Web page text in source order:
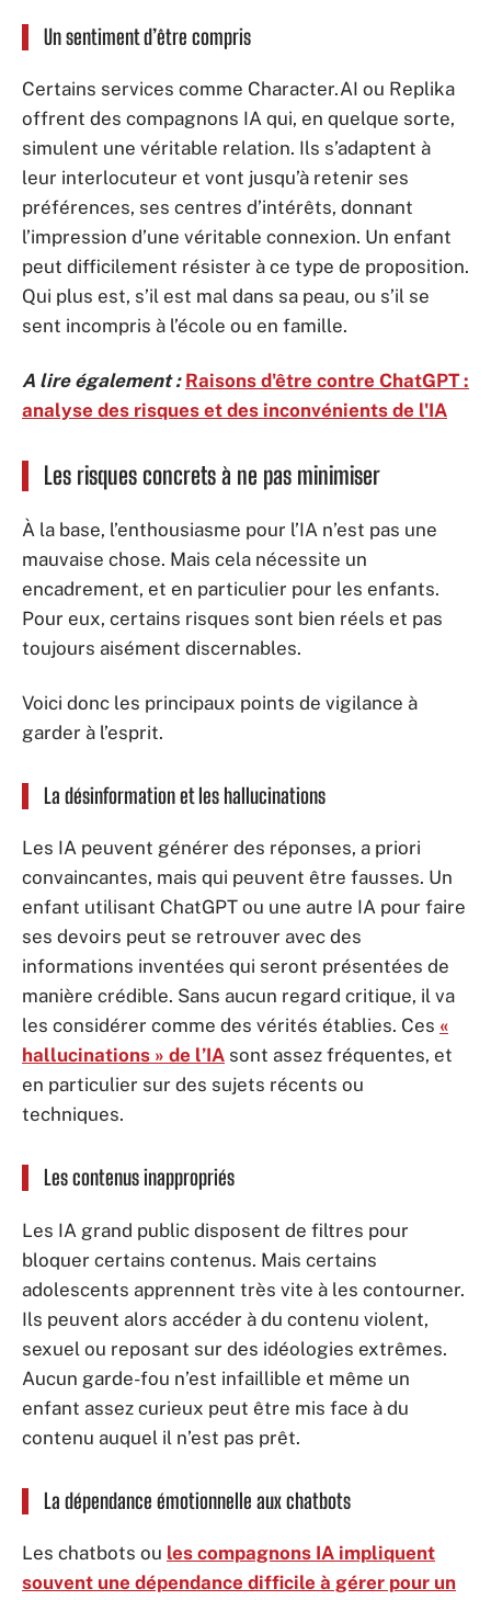
Un sentiment d’être compris
Certains services comme Character.AI ou Replika
offrent des compagnons IA qui, en quelque sorte,
simulent une véritable relation. Ils s’adaptent à
leur interlocuteur et vont jusqu’à retenir ses
préférences, ses centres d’intérêts, donnant
l’impression d’une véritable connexion. Un enfant
peut difficilement résister à ce type de proposition.
Qui plus est, s’il est mal dans sa peau, ou s’il se
sent incompris à l’école ou en famille.
A lire également : Raisons d'être contre ChatGPT :
analyse des risques et des inconvénients de l'IA
Les risques concrets à ne pas minimiser
À la base, l’enthousiasme pour l’IA n’est pas une
mauvaise chose. Mais cela nécessite un
encadrement, et en particulier pour les enfants.
Pour eux, certains risques sont bien réels et pas
toujours aisément discernables.
Voici donc les principaux points de vigilance à
garder à l’esprit.
La désinformation et les hallucinations
Les IA peuvent générer des réponses, a priori
convaincantes, mais qui peuvent être fausses. Un
enfant utilisant ChatGPT ou une autre IA pour faire
ses devoirs peut se retrouver avec des
informations inventées qui seront présentées de
manière crédible. Sans aucun regard critique, il va
les considérer comme des vérités établies. Ces «
hallucinations » de l’IA sont assez fréquentes, et
en particulier sur des sujets récents ou
techniques.
Les contenus inappropriés
Les IA grand public disposent de filtres pour
bloquer certains contenus. Mais certains
adolescents apprennent très vite à les contourner.
Ils peuvent alors accéder à du contenu violent,
sexuel ou reposant sur des idéologies extrêmes.
Aucun garde-fou n’est infaillible et même un
enfant assez curieux peut être mis face à du
contenu auquel il n’est pas prêt.
La dépendance émotionnelle aux chatbots
Les chatbots ou les compagnons IA impliquent
souvent une dépendance difficile à gérer pour un